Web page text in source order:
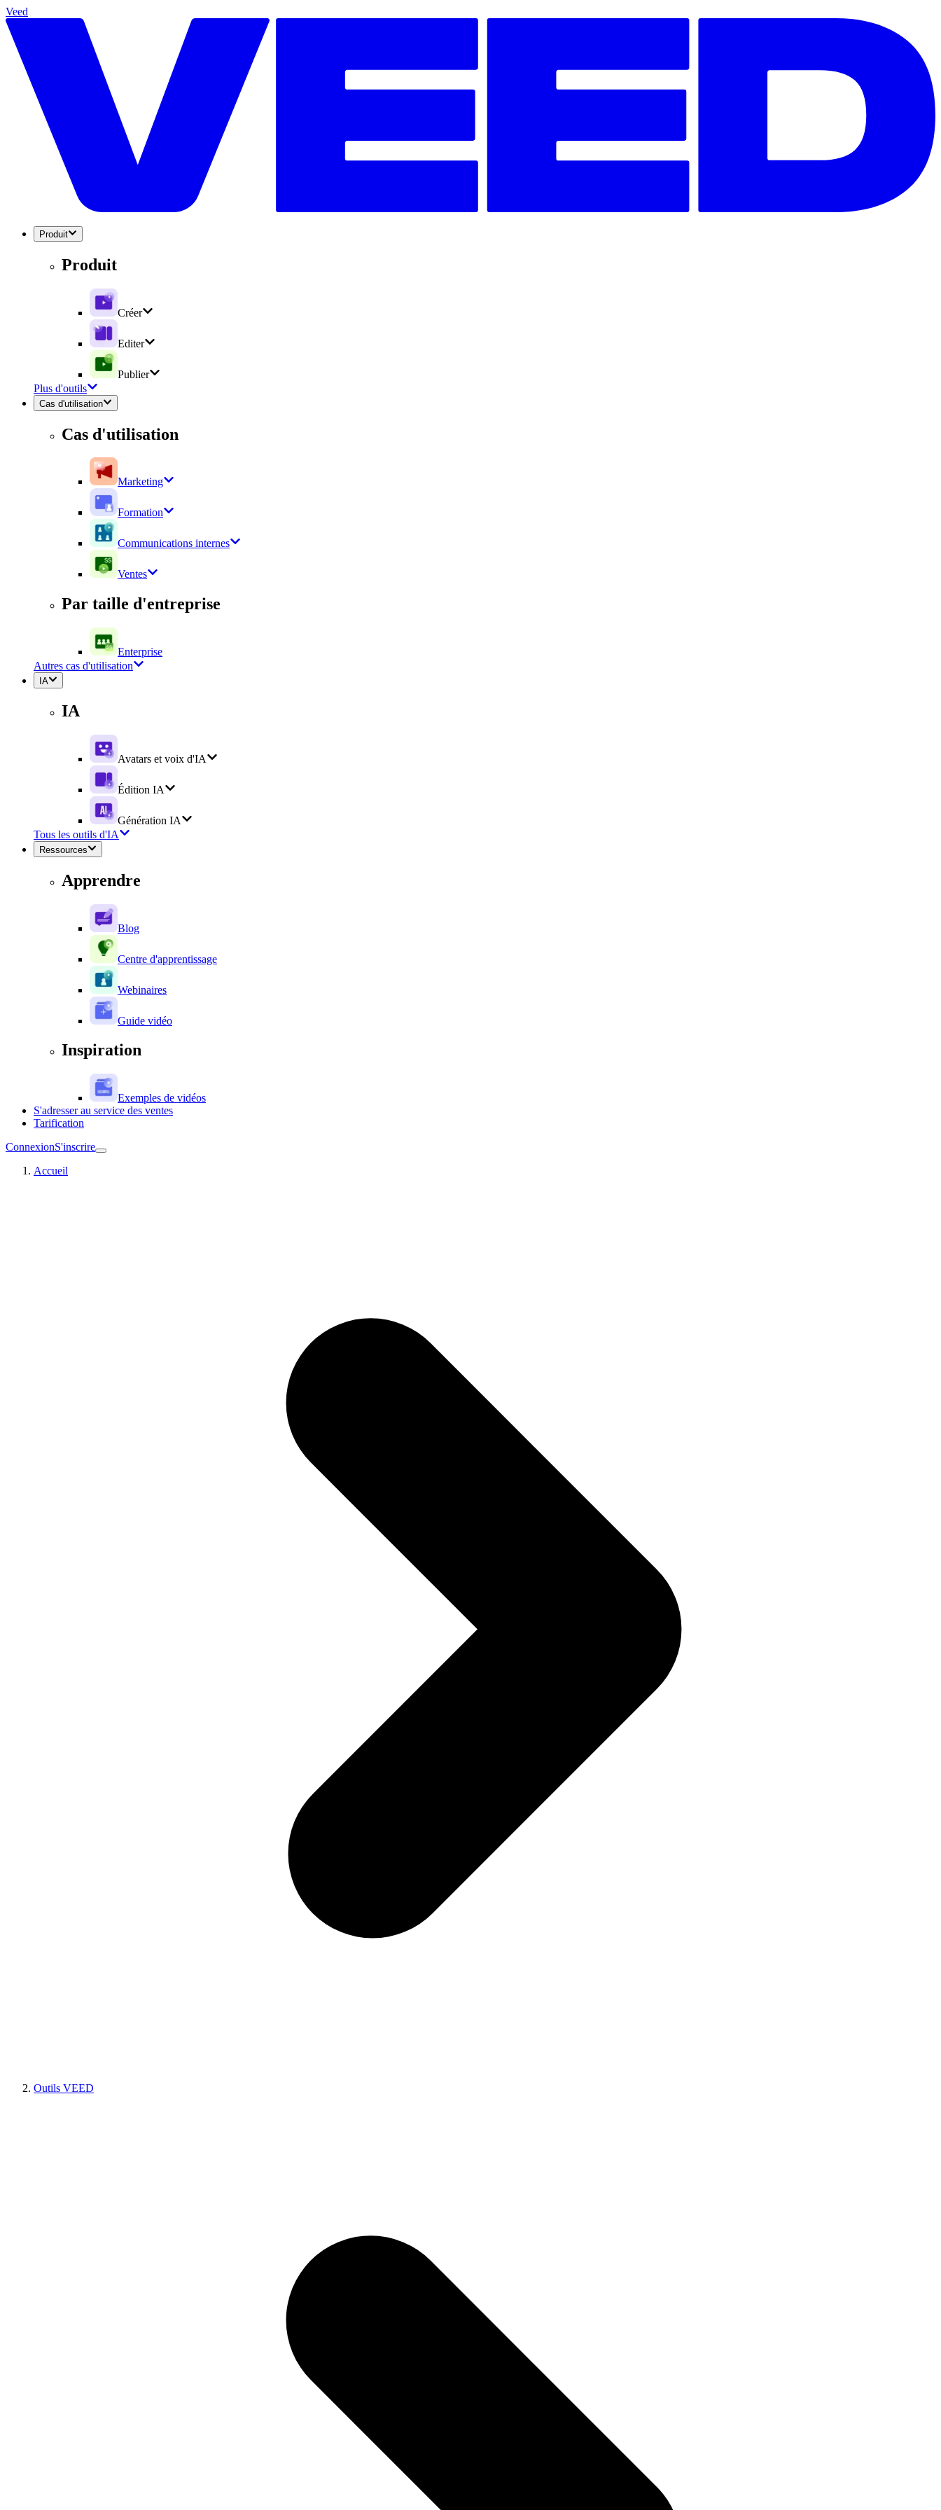
Veed
Produit
Produit
Créer
Editer
Publier
Plus d'outils
Cas d'utilisation
Cas d'utilisation
Marketing
Formation
Communications internes
Ventes
Par taille d'entreprise
Enterprise
Autres cas d'utilisation
IA
IA
Avatars et voix d'IA
Édition IA
Génération IA
Tous les outils d'IA
Ressources
Apprendre
Blog
Centre d'apprentissage
Webinaires
Guide vidéo
Inspiration
Exemples de vidéos
S'adresser au service des ventes
Tarification
ConnexionS'inscrire
Accueil
Outils VEED